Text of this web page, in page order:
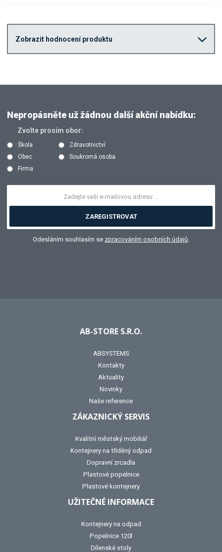
Zobrazit hodnocení produktu
Nepropásněte už žádnou další akční nabídku:
Zvolte prosím obor:
Škola
Zdravotnictví
Obec
Soukromá osoba
Firma
ZAREGISTROVAT
Odesláním souhlasím se zpracováním osobních údajů
AB-STORE S.R.O.
ABSYSTEMS
Kontakty
Aktuality
Novinky
Naše reference
ZÁKAZNICKÝ SERVIS
Kvalitní městský mobiliář
Kontejnery na tříděný odpad
Dopravní zrcadla
Plastové popelnice
Plastové kontejnery
UŽITEČNÉ INFORMACE
Kontejnery na odpad
Popelnice 120l
Dílenské stoly